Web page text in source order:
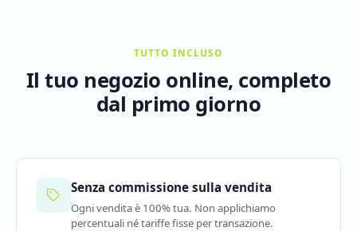
TUTTO INCLUSO
Il tuo negozio online, completo
dal primo giorno
Senza commissione sulla vendita
Ogni vendita è 100% tua. Non applichiamo
percentuali né tariffe fisse per transazione.